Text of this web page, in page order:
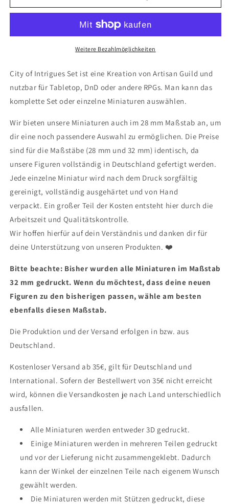
City
Set
Guild)
City
Intrigues
Set
40
Guild)
Weitere Bezahlmöglichkeiten
City of Intrigues Set ist eine Kreation von Artisan Guild und
nutzbar für Tabletop, DnD oder andere RPGs. Man kann das
komplette Set oder einzelne Miniaturen auswählen.
Wir bieten unsere Miniaturen auch im 28 mm Maßstab an, um
dir eine noch passendere Auswahl zu ermöglichen. Die Preise
sind für die Maßstäbe (28 mm und 32 mm) identisch, da
unsere Figuren vollständig in Deutschland gefertigt werden.
Jede einzelne Miniatur wird nach dem Druck sorgfältig
gereinigt, vollständig ausgehärtet und von Hand
verpackt. Ein großer Teil der Kosten entsteht hier durch die
Arbeitszeit und Qualitätskontrolle.
Wir hoffen hierfür auf dein Verständnis und danken dir für
deine Unterstützung von unseren Produkten. ❤
Bitte beachte: Bisher wurden alle Miniaturen im Maßstab
32 mm gedruckt. Wenn du möchtest, dass deine neuen
Figuren zu den bisherigen passen, wähle am besten
ebenfalls diesen Maßstab.
Die Produktion und der Versand erfolgen in bzw. aus
Deutschland.
Kostenloser Versand ab 35€, gilt für Deutschland und
International. Sofern der Bestellwert von 35€ nicht erreicht
wird, können die Versandkosten je nach Land unterschiedlich
ausfallen.
Alle Miniaturen werden entweder 3D gedruckt.
Einige Miniaturen werden in mehreren Teilen gedruckt
und vor der Lieferung nicht zusammengeklebt. Dadurch
kann der Winkel der einzelnen Teile nach eigenem Wunsch
gewählt werden.
Die Miniaturen werden mit Stützen gedruckt, diese